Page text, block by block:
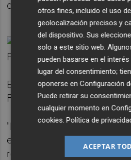
del ex primer ministro".
El ex primer ministro de
Foto: GREG MARTIN/IOC/
"Es un momento muy, muy
esperando noticias", ha
recogido la cadena de
otros fines, incluido el uso
geolocalización precisos y
del dispositivo. Sus
solo a este sitio web.
pueden basarse en el
lugar del consentimiento;
oponerse enConfiguración
Puede retirar su
cualquier momento en
cookies .Política de
ACEPTAR